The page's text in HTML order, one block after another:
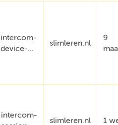
intercom-
device-...
slimleren.nl
9
intercom-
slimleren.nl 1